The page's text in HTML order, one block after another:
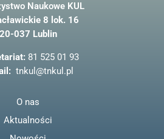
e
b
o
o
k
Naukowe KUL
8 lok. 16
20-037 Lublin
81 525 01 93
tnkul@tnkul.pl
O nas
Aktualności